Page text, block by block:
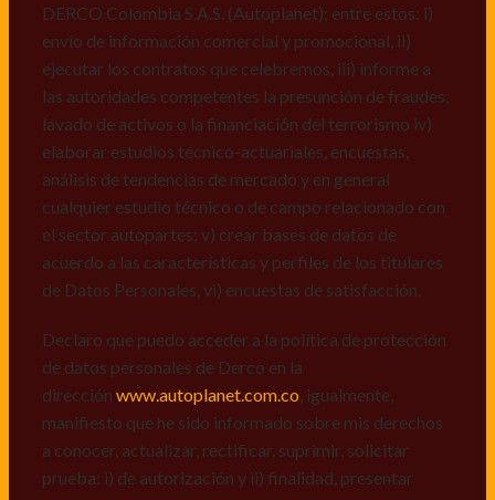
Personales, v) encuestas de satisfacción, vi) reportes
recall.
Declaro que puedo acceder a la política de protección
de datos personales de Derco en la
direcciónwww.autoplanet.com.co, igualmente,
manifiesto que he sido informado sobre mis derechos
a conocer, actualizar, rectificar, suprimir, solicitar
prueba: i) de autorización y ii) finalidad, presentar
quejas y/o reclamos en canales de
atención: servicioalcliente@derco.com.coy en
responsables, para que efectúen el tratamiento de mis
datos conforme lo expuesto.
DERCO Colombia S.A.S. (Autoplanet); entre estos: i)
envío de información comercial y promocional, ii)
ejecutar los contratos que celebremos, iii) informe a
las autoridades competentes la presunción de fraudes,
lavado de activos o la financiación del terrorismo iv)
elaborar estudios técnico-actuariales, encuestas,
análisis de tendencias de mercado y en general
cualquier estudio técnico o de campo relacionado con
el sector autopartes; v) crear bases de datos de
acuerdo a las características y perfiles de los titulares
de Datos Personales, vi) encuestas de satisfacción.
Declaro que puedo acceder a la política de protección
de datos personales de Derco en la
dirección www.autoplanet.com.co , igualmente,
manifiesto que he sido informado sobre mis derechos
a conocer, actualizar, rectificar, suprimir, solicitar
prueba: i) de autorización y ii) finalidad, presentar